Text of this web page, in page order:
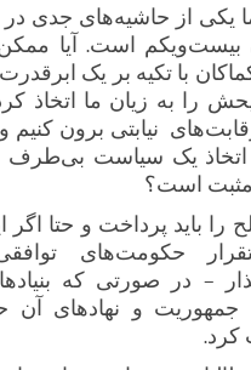
یکی از حاشیه‌های جدی در
بیست‌ویکم است. آیا
کماکان با تکیه بر یک
را به زیان ما اتخاذ
نیابتی برون کنیم
اتخاذ یک سیاست بی‌طرف
است؟
را باید پرداخت و حتا اگر
حکومت‌های
– در صورتی که
و نهاد‌های
کرد.